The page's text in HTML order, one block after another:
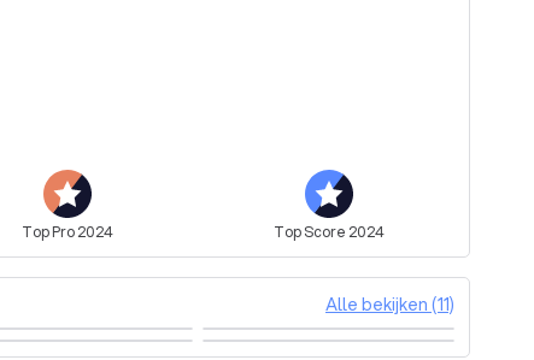
in wensen, opleveren naar wens etc. (Zie onze
omdat Pro Data Solutions instaat voor het
TopPro2024 TopScore 2024
Alle bekijken (11)